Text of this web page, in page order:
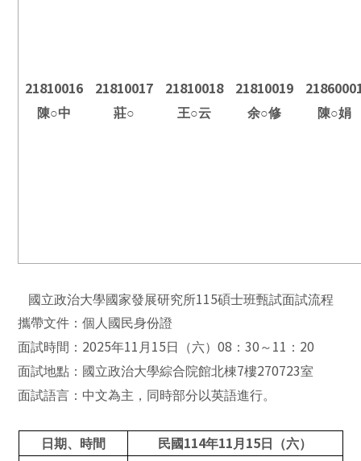
21810016
陳○中
21810017
莊○
21810018
王○云
21810019
余○修 陳○娟
國立政治大學國家發展研究所115碩士班甄試面試流程
攜帶文件：個人國民身份證
面試時間： 2025年11 月 15 日（六）08 ：30 ～ 11 ： 20
面試地點：國立政治大學綜合院館北棟7樓270723室
面試語言：中文為主，同時部分以英語進行。
日期、時間 民國114年11 月 15 日（六）